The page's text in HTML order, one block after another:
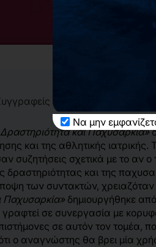
Να μην
και Παχυσαρκία»
και της αθλητικής
συζητήσεις σχετικά με το αν
δραστηριότητας και της
των συντακτών, χρειαζόταν
Παχυσαρκία» δημιουργήθηκε
γραφτεί σε συνεργασία με
σε αυτόν τον τομέα,
ότι ο αναγνώστης θα βρει μία